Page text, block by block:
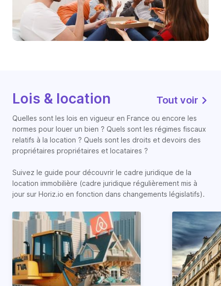
Lois & location Tout voir
Quelles sont les lois en vigueur en France ou encore les
normes pour louer un bien ? Quels sont les régimes fiscaux
relatifs à la location ? Quels sont les droits et devoirs des
propriétaires propriétaires et locataires ?
Suivez le guide pour découvrir le cadre juridique de la
location immobilière (cadre juridique régulièrement mis à
jour sur Horiz.io en fonction dans changements législatifs).